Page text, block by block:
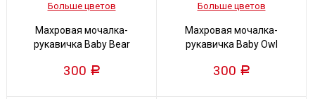
Больше цветов
Махровая мочалка-
рукавичка Baby Bear
300 Р
Больше цветов
Махровая мочалка-
рукавичка Baby Owl
300 Р